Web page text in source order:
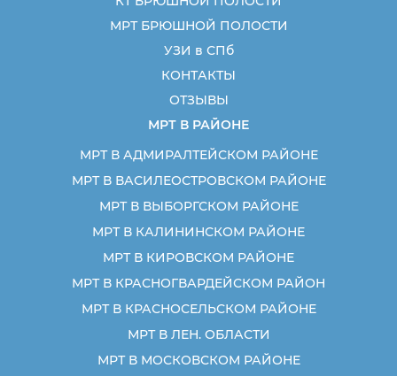
МРТ БРЮШНОЙ ПОЛОСТИ
УЗИ в СПб
КОНТАКТЫ
ОТЗЫВЫ
МРТ В РАЙОНЕ
МРТ В АДМИРАЛТЕЙСКОМ РАЙОНЕ
МРТ В ВАСИЛЕОСТРОВСКОМ РАЙОНЕ
МРТ В ВЫБОРГСКОМ РАЙОНЕ
МРТ В КАЛИНИНСКОМ РАЙОНЕ
МРТ В КИРОВСКОМ РАЙОНЕ
МРТ В КРАСНОГВАРДЕЙСКОМ РАЙОН
МРТ В КРАСНОСЕЛЬСКОМ РАЙОНЕ
МРТ В ЛЕН. ОБЛАСТИ
МРТ В МОСКОВСКОМ РАЙОНЕ